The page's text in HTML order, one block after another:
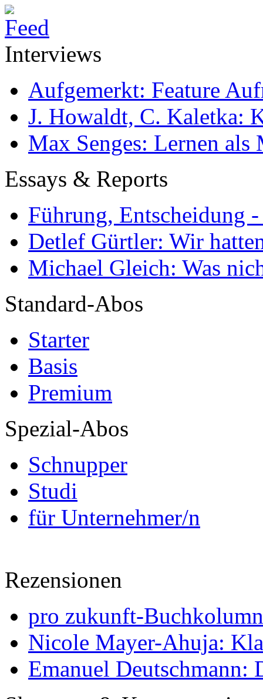
Interviews
Aufgemerkt: Feature
J. Howaldt, C. Kaletka:
Max Senges: Lernen als
Essays & Reports
Führung, Entscheidung
Detlef Gürtler: Wir
Michael Gleich: Was
Standard-Abos
Starter
Basis
Premium
Spezial-Abos
Schnupper
Studi
für Unternehmer/n
Rezensionen
pro zukunft-
Nicole Mayer-Ahuja:
Emanuel Deutschmann: